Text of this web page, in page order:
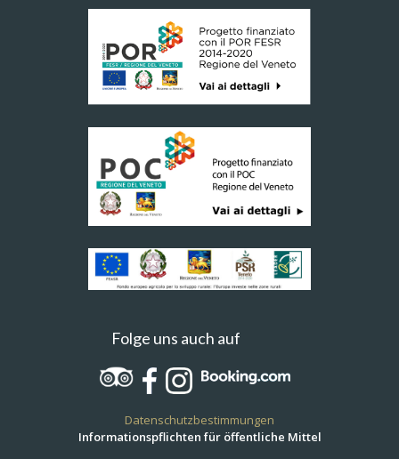
Folge uns auch auf
Datenschutzbestimmungen
Informationspflichten für öffentliche Mittel